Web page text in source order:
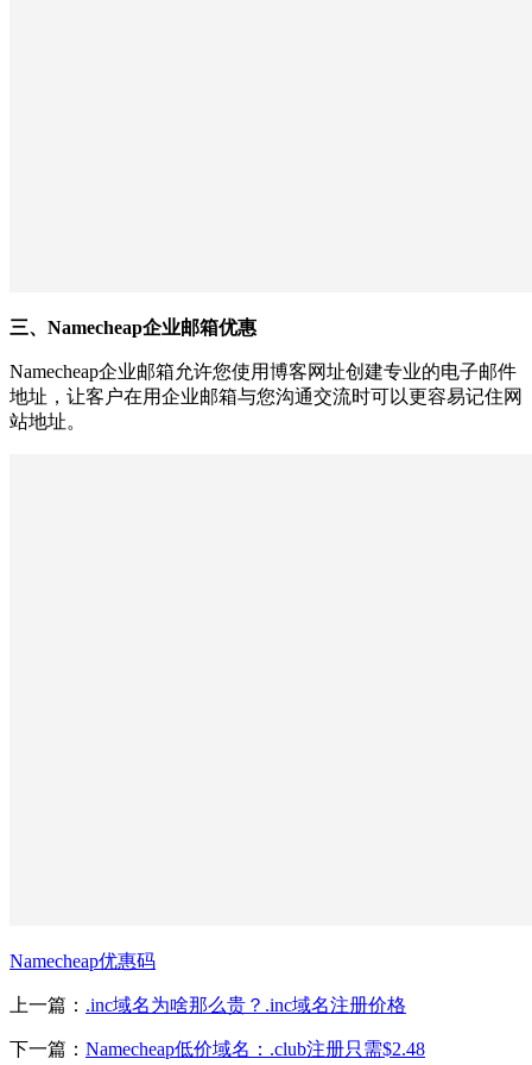
三、Namecheap企业邮箱优惠
Namecheap企业邮箱允许您使用博客网址创建专业的电子邮件
地址，让客户在用企业邮箱与您沟通交流时可以更容易记住网
站地址。
Namecheap优惠码
上一篇： .inc域名为啥那么贵？.inc域名注册价格
下一篇： Namecheap低价域名：.club注册只需$2.48